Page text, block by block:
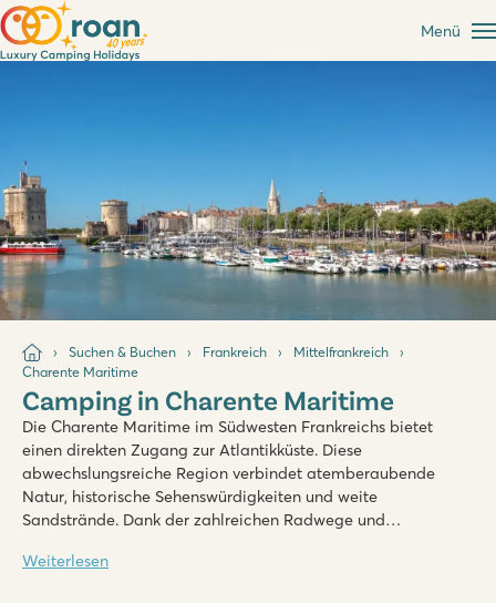
Menü
Suchen & Buchen Frankreich
Mittelfrankreich
Charente Maritime
Camping in Charente Maritime
Die Charente Maritime im Südwesten Frankreichs bietet
einen direkten Zugang zur Atlantikküste. Diese
abwechslungsreiche Region verbindet atemberaubende
Natur, historische Sehenswürdigkeiten und weite
Sandstrände. Dank der zahlreichen Radwege und
Aktivurlauber.
Weiterlesen